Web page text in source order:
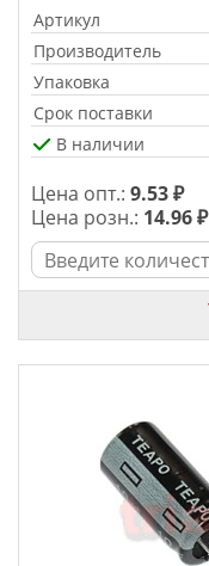
Артикул
Производитель
Упаковка
Срок поставки
В наличии
Цена опт.: 9.53 ₽
Цена розн.: 14.96 ₽